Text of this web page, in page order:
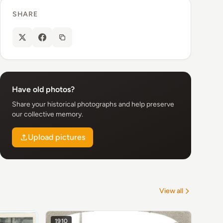
SHARE
Have old photos?
Share your historical photographs and help preserve
our collective memory.
Upload pictures
View all
1910